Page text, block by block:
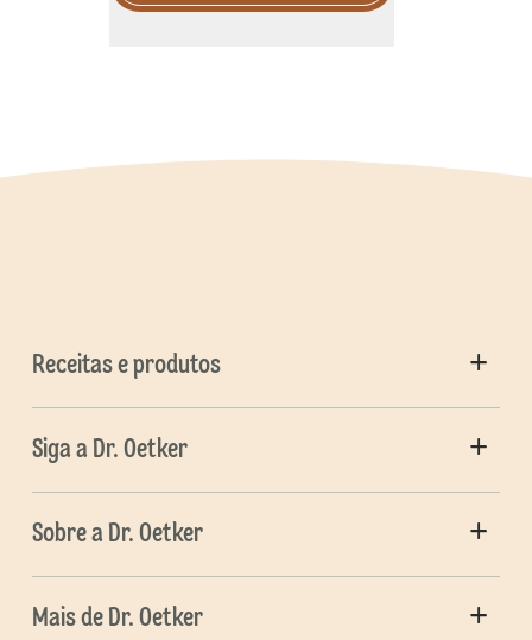
Receitas e produtos
Siga a Dr. Oetker
Sobre a Dr. Oetker
Mais de Dr. Oetker